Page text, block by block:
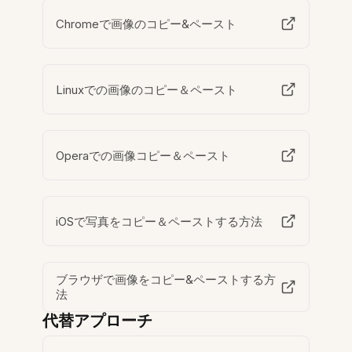
Chromeで画像のコピー&ペースト
Linuxでの画像のコピー＆ペースト
Operaでの画像コピー＆ペースト
iOSで写真をコピー＆ペーストする方法
ブラウザで画像をコピー&ペーストする方
法
代替アプローチ